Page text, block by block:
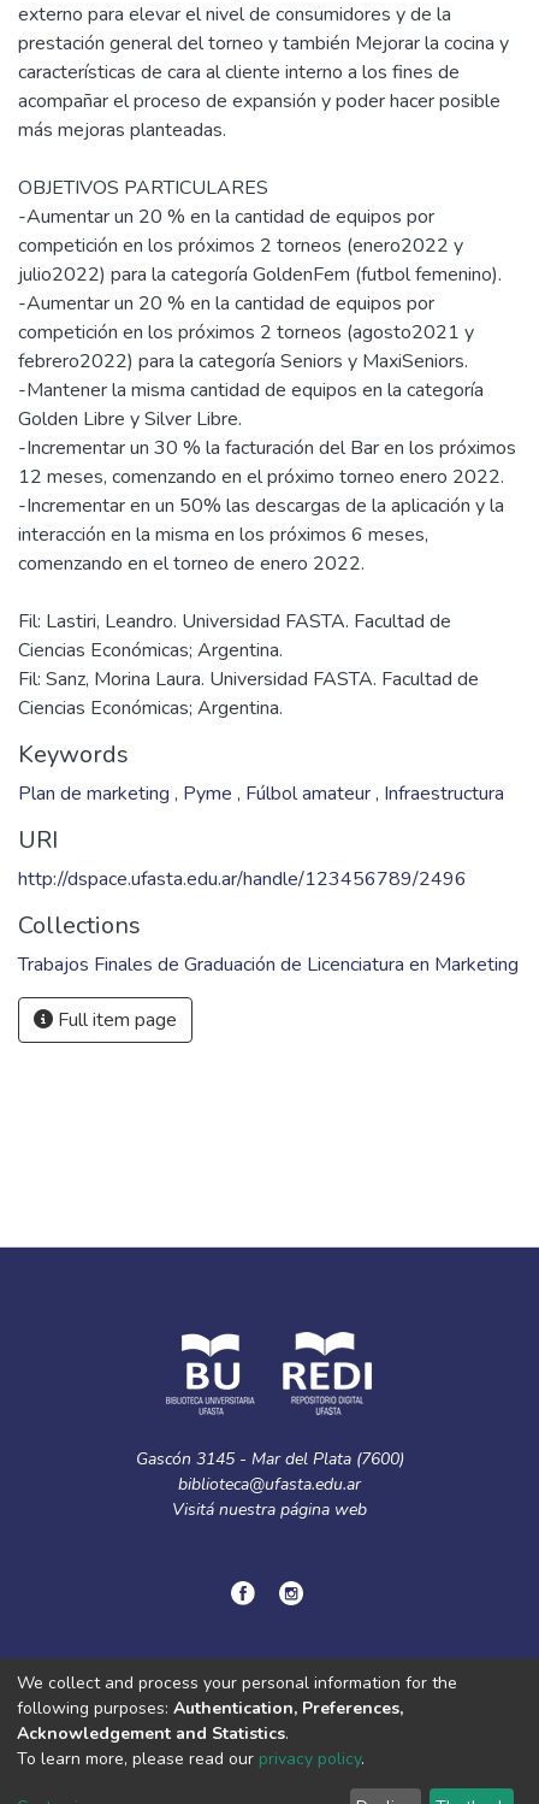
externo para elevar el nivel de consumidores y de la
prestación general del torneo y también Mejorar la cocina y
características de cara al cliente interno a los fines de
acompañar el proceso de expansión y poder hacer posible
más mejoras planteadas.
OBJETIVOS PARTICULARES
-Aumentar un 20 % en la cantidad de equipos por
competición en los próximos 2 torneos (enero2022 y
julio2022) para la categoría GoldenFem (futbol femenino).
-Aumentar un 20 % en la cantidad de equipos por
competición en los próximos 2 torneos (agosto2021 y
febrero2022) para la categoría Seniors y MaxiSeniors.
-Mantener la misma cantidad de equipos en la categoría
Golden Libre y Silver Libre.
-Incrementar un 30 % la facturación del Bar en los próximos
12 meses, comenzando en el próximo torneo enero 2022.
-Incrementar en un 50% las descargas de la aplicación y la
interacción en la misma en los próximos 6 meses,
Fil: Lastiri, Leandro. Universidad FASTA. Facultad de
Ciencias Económicas; Argentina.
Fil: Sanz, Morina Laura. Universidad FASTA. Facultad de
Ciencias Económicas; Argentina.
Keywords
Plan de marketing , Pyme , Fúlbol amateur, Infraestructura
URI
http://dspace.ufasta.edu.ar/handle/123456789/2496
Collections
Trabajos Finales de Graduación de Licenciatura en Marketing
Full item page
Gascón 3145 - Mar del Plata (7600)
biblioteca@ufasta.edu.ar
Visitá nuestra página web
© Copyright2024.Política de privacidad.
DSpace software copyright © 2002-2026
Cookie
Privacy
End User
Agreement
Feedback
We collect and process your personal information for the
following purposes: Authentication, Preferences,
Acknowledgement and Statistics.
To learn more, please read our privacy policy.